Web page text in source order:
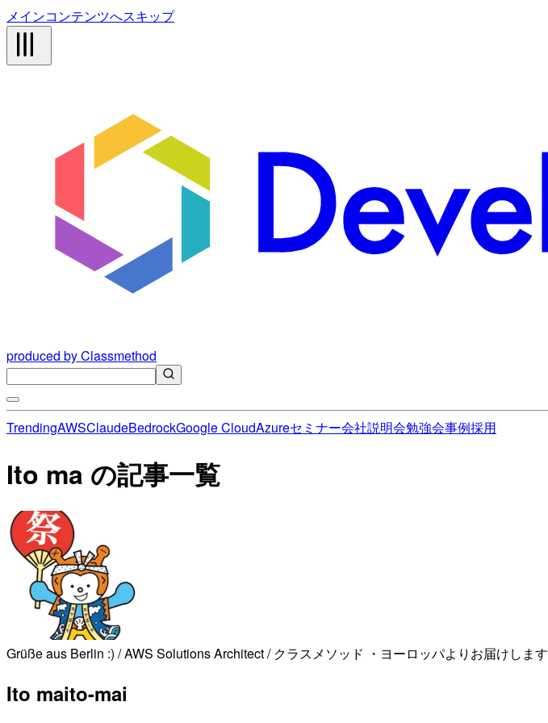
メインコンテンツへスキップ
produced by Classmethod
TrendingAWSClaudeBedrockGoogle CloudAzureセミナー会社説明会勉強会事例採用
Ito ma の記事一覧
Grüße aus Berlin :) / AWS Solutions Architect / クラスメソッド ・ヨーロッパよりお届けします
Ito maito-mai